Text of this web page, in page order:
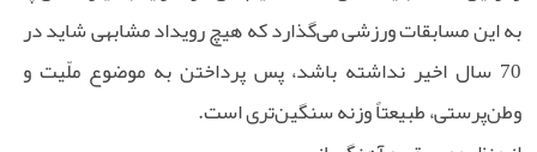
به این مسابقات ورزشی می‌گذارد که هیچ رویداد مشابهی شاید در
70 سال اخیر نداشته باشد، پس پرداختن به موضوع ملّیت و
وطن‌پرستی، طبیعتاً وزنه سنگین‌تری است.